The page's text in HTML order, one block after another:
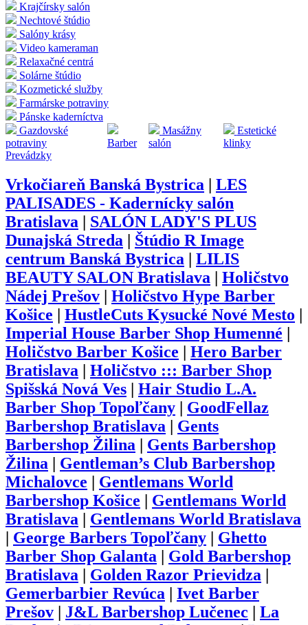
Krajčírsky salón
Nechtové štúdio
Salóny krásy
Video kameraman
Relaxačné centrá
Solárne štúdio
Kozmetické služby
Farmárske potraviny
Pánske kaderníctva
Gazdovské
potraviny
Barber
Masážny
salón
Estetické
klinky
Prevádzky
Vrkočiareň Banská Bystrica
LES
PALISADES - Kadernícky salón
Bratislava
SALÓN LADY'S PLUS
Dunajská Streda
Štúdio R Image
centrum Banská Bystrica
LILIS
BEAUTY SALON Bratislava
Holičstvo
Nádej Prešov
Holičstvo Hype Barber
Košice
HustleCuts Kysucké Nové Mesto
Imperial House Barber Shop Humenné
Holičstvo Barber Košice
Hero Barber
Bratislava
Holičstvo ::: Barber Shop
Spišská Nová Ves
Hair Studio L.A.
Barber Shop Topoľčany
GoodFellaz
Barbershop Bratislava
Gents
Barbershop Žilina
Gents Barbershop
Žilina
Gentleman’s Club Barbershop
Michalovce
Gentlemans World
Barbershop Košice
Gentlemans World
Bratislava
Gentlemans World Bratislava
George Barbers Topoľčany
Ghetto
Barber Shop Galanta
Gold Barbershop
Bratislava
Golden Razor Prievidza
Gemerbarbier Revúca
Ivet Barber
Prešov
J&L Barbershop Lučenec
La